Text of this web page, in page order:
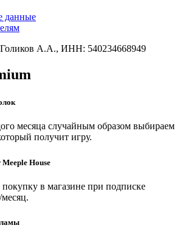
данные
А.А., ИНН: 540234668949
месяца случайным образом выбираем
получит игру.
House
покупку в магазине при подписке